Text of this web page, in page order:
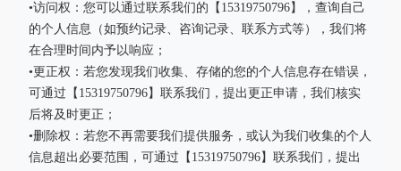
•访问权：您可以通过联系我们的【15319750796】，查询自己
的个人信息（如预约记录、咨询记录、联系方式等），我们将
在合理时间内予以响应；
•更正权：若您发现我们收集、存储的您的个人信息存在错误，
可通过【15319750796】联系我们，提出更正申请，我们核实
后将及时更正；
•删除权：若您不再需要我们提供服务，或认为我们收集的个人
信息超出必要范围，可通过【15319750796】联系我们，提出